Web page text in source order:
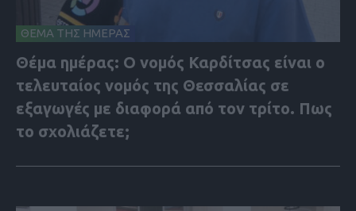
ΘΕΜΑ ΤΗΣ ΗΜΕΡΑΣ
Θέμα ημέρας: Ο νομός Καρδίτσας είναι ο
τελευταίος νομός της Θεσσαλίας σε
εξαγωγές με διαφορά από τον τρίτο. Πως
το σχολιάζετε;